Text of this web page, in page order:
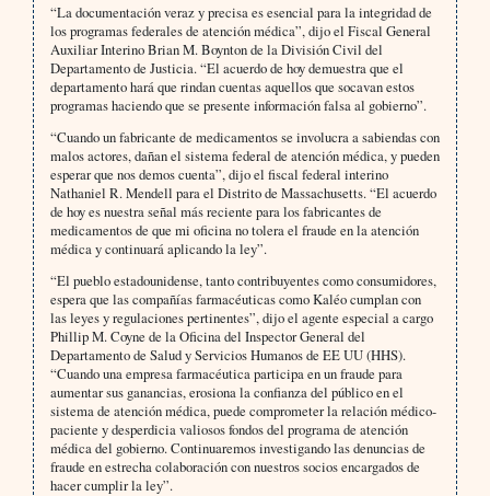
“La documentación veraz y precisa es esencial para la integridad de
los programas federales de atención médica”, dijo el Fiscal General
Auxiliar Interino Brian M. Boynton de la División Civil del
Departamento de Justicia. “El acuerdo de hoy demuestra que el
departamento hará que rindan cuentas aquellos que socavan estos
programas haciendo que se presente información falsa al gobierno”.
“Cuando un fabricante de medicamentos se involucra a sabiendas con
malos actores, dañan el sistema federal de atención médica, y pueden
esperar que nos demos cuenta”, dijo el fiscal federal interino
Nathaniel R. Mendell para el Distrito de Massachusetts. “El acuerdo
de hoy es nuestra señal más reciente para los fabricantes de
medicamentos de que mi oficina no tolera el fraude en la atención
médica y continuará aplicando la ley”.
“El pueblo estadounidense, tanto contribuyentes como consumidores,
espera que las compañías farmacéuticas como Kaléo cumplan con
las leyes y regulaciones pertinentes”, dijo el agente especial a cargo
Phillip M. Coyne de la Oficina del Inspector General del
Departamento de Salud y Servicios Humanos de EE UU (HHS).
“Cuando una empresa farmacéutica participa en un fraude para
aumentar sus ganancias, erosiona la confianza del público en el
sistema de atención médica, puede comprometer la relación médico-
paciente y desperdicia valiosos fondos del programa de atención
médica del gobierno. Continuaremos investigando las denuncias de
fraude en estrecha colaboración con nuestros socios encargados de
hacer cumplir la ley”.